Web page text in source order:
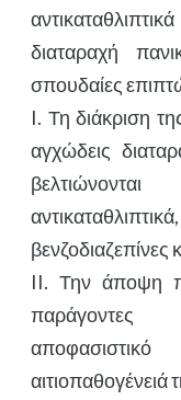
διαταραχή
σπουδαίες
I. Τη διάκριση
αγχώδεις
βενζοδιαζεπίνες
II. Την άποψη
αιτιοπαθογένειά